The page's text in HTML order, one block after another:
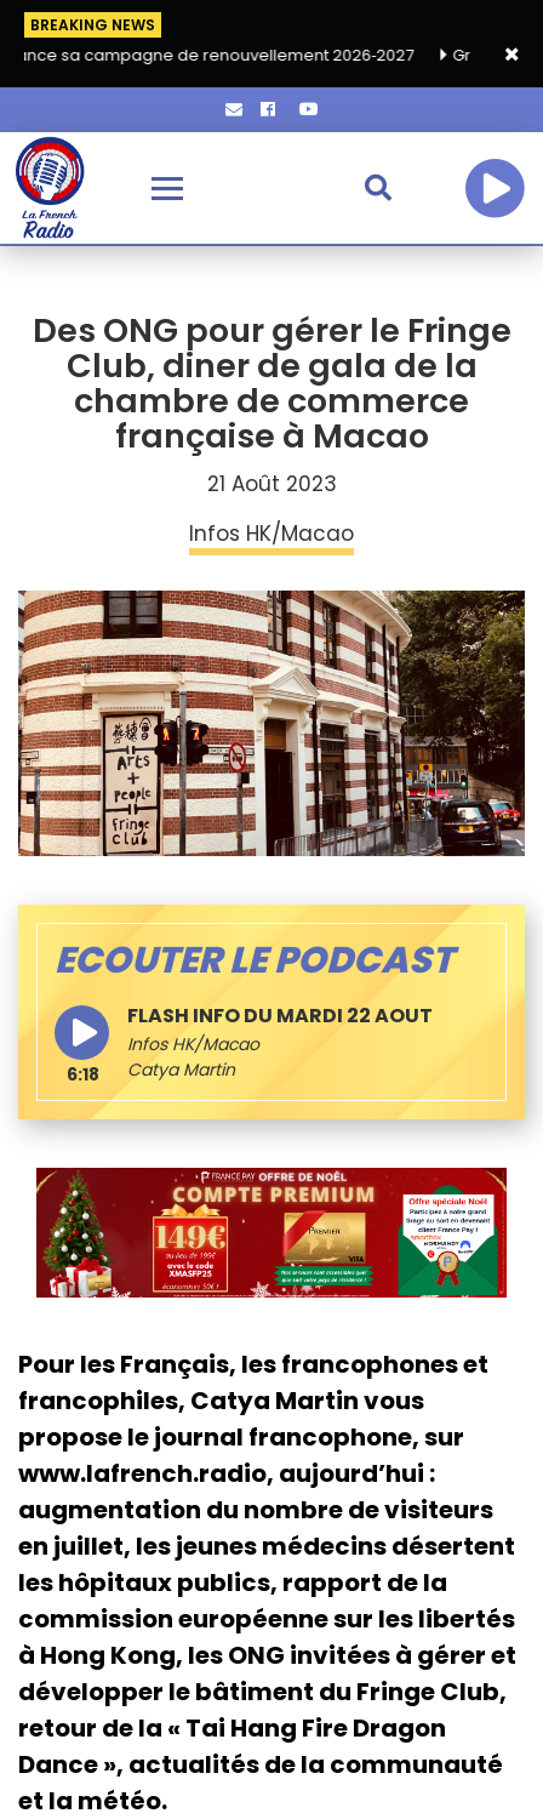
BREAKING NEWS
de renouvellement 2026‑2027 Grand café de rentrée
Des ONG pour gérer le Fringe
Club, diner de gala de la
chambre de commerce
française à Macao
21 Août 2023
Infos HK/Macao
ECOUTER LE PODCAST
FLASH INFO DU MARDI 22 AOUT
Infos HK/Macao
Catya Martin
6:18
Pour les Français, les francophones et
francophiles, Catya Martin vous
propose le journal francophone, sur
www.lafrench.radio, aujourd’hui :
augmentation du nombre de visiteurs
en juillet, les jeunes médecins désertent
les hôpitaux publics, rapport de la
commission européenne sur les libertés
à Hong Kong, les ONG invitées à gérer et
développer le bâtiment du Fringe Club,
retour de la « Tai Hang Fire Dragon
Dance », actualités de la communauté
et la météo.